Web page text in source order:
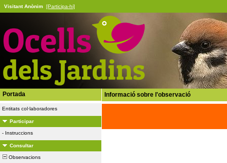
Visitant Anònim [Participa-hi]
Portada
Entitats col·laboradores
Participar
- Instruccions
Consultar
Observacions
Informació sobre l'observació